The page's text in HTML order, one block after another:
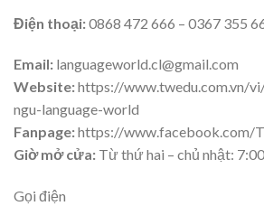
Điện thoại:0868 472 666 – 0367 355
Email: languageworld.cl@gmail.com
Website:https://www.twedu.com.vn/
ngu-language-world
Fanpage:https://www.facebook.com/
Giờ mở cửa: Từ thứ hai – chủ nhật:
Gọi điện